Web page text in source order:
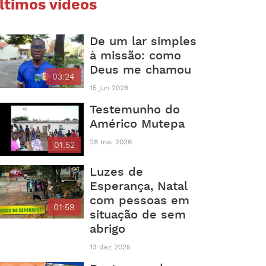
vídeos
03:24
De um lar simples
à missão: como
Deus me chamou
15 jun 2026
01:52
Testemunho do
Américo Mutepa
28 mai 2026
01:59
Luzes de
Esperança, Natal
com pessoas em
situação de sem
abrigo
13 dez 2025